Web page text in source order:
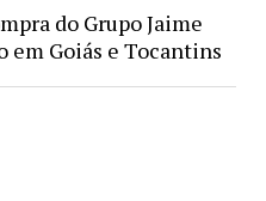
do Grupo Jaime
em Goiás e Tocantins